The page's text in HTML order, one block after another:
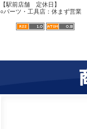
【駅前店舗 定休日】
○パーツ・工具店：休まず営業